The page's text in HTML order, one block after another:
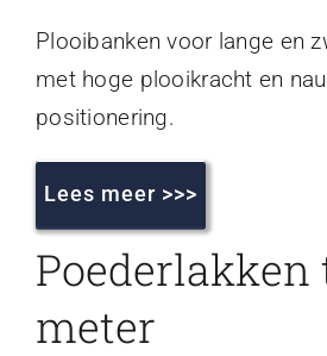
Plooibanken voor lange en
met hoge plooikracht en
positionering.
Lees meer >>>
Poederlakken
meter